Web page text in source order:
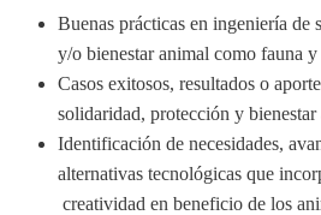
Buenas prácticas en ingeniería de
y/o bienestar animal como fauna y
Casos exitosos, resultados o
solidaridad, protección y bienestar
Identificación de necesidades,
alternativas tecnológicas que
creatividad en beneficio de los